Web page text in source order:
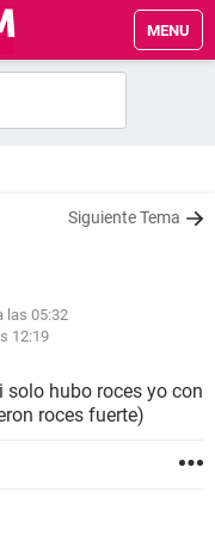
MENU
Siguiente Tema
las 05:32
12:19
hubo roces yo con
roces fuerte)